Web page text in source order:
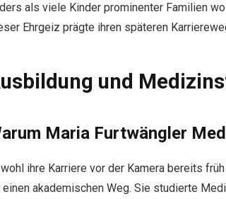
als viele Kinder prominenter Familien
Ehrgeiz prägte ihren späteren
und
Maria Furtwängler
ihre Karriere vor der Kamera bereits
einen akademischen Weg. Sie studierte